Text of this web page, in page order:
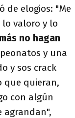
de elogios: "Me
valoro y lo
no hagan
y una
y sos crack
que quieran,
con algún
agrandan",